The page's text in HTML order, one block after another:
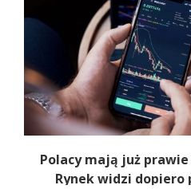
Polacy mają już prawie
Rynek widzi